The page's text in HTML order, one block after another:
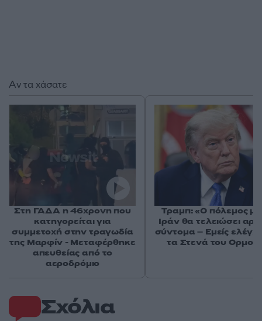
Σχόλια
Αν τα χάσατε
Στη ΓΑΔΑ η 46χρονη που
κατηγορείται για
συμμετοχή στην τραγωδία
της Μαρφίν - Μεταφέρθηκε
απευθείας από το
αεροδρόμιο
Τραμπ: «Ο πόλεμος με
Ιράν θα τελειώσει
σύντομα – Εμείς
τα Στενά του